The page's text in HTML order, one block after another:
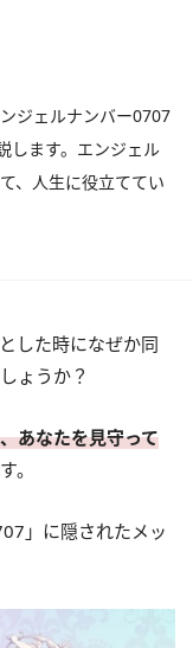
ジェルナンバー0707
します。エンジェル
、人生に役立ててい
した時になぜか同
ょうか？
あなたを見守って
。
」に隠されたメッ